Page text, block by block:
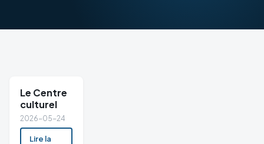
Le Centre
culturel
2026-05-24
Lire la